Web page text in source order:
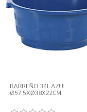
BARREÑO 34L AZUL
Ø57,5XØ38X22CM